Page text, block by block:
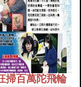
掃百萬陀飛輪